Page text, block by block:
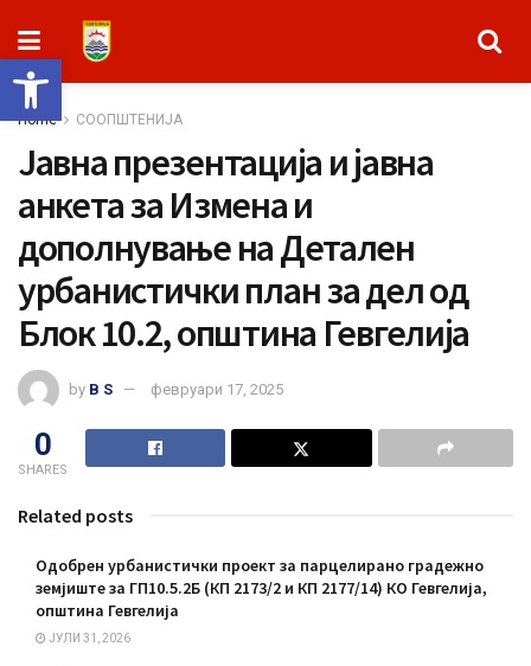
Open toolbar
Home СООПШТЕНИЈА
Јавна презентација и јавна
анкета за Измена и
дополнување на Детален
урбанистички план за дел од
Блок 10.2, општина Гевгелија
by B S февруари 17, 2025
0
SHARES
Related posts
Одобрен урбанистички проект за парцелирано градежно
земјиште за ГП10.5.2Б (КП 2173/2 и КП 2177/14) КО Гевгелија,
општина Гевгелија
ЈУЛИ 31, 2026